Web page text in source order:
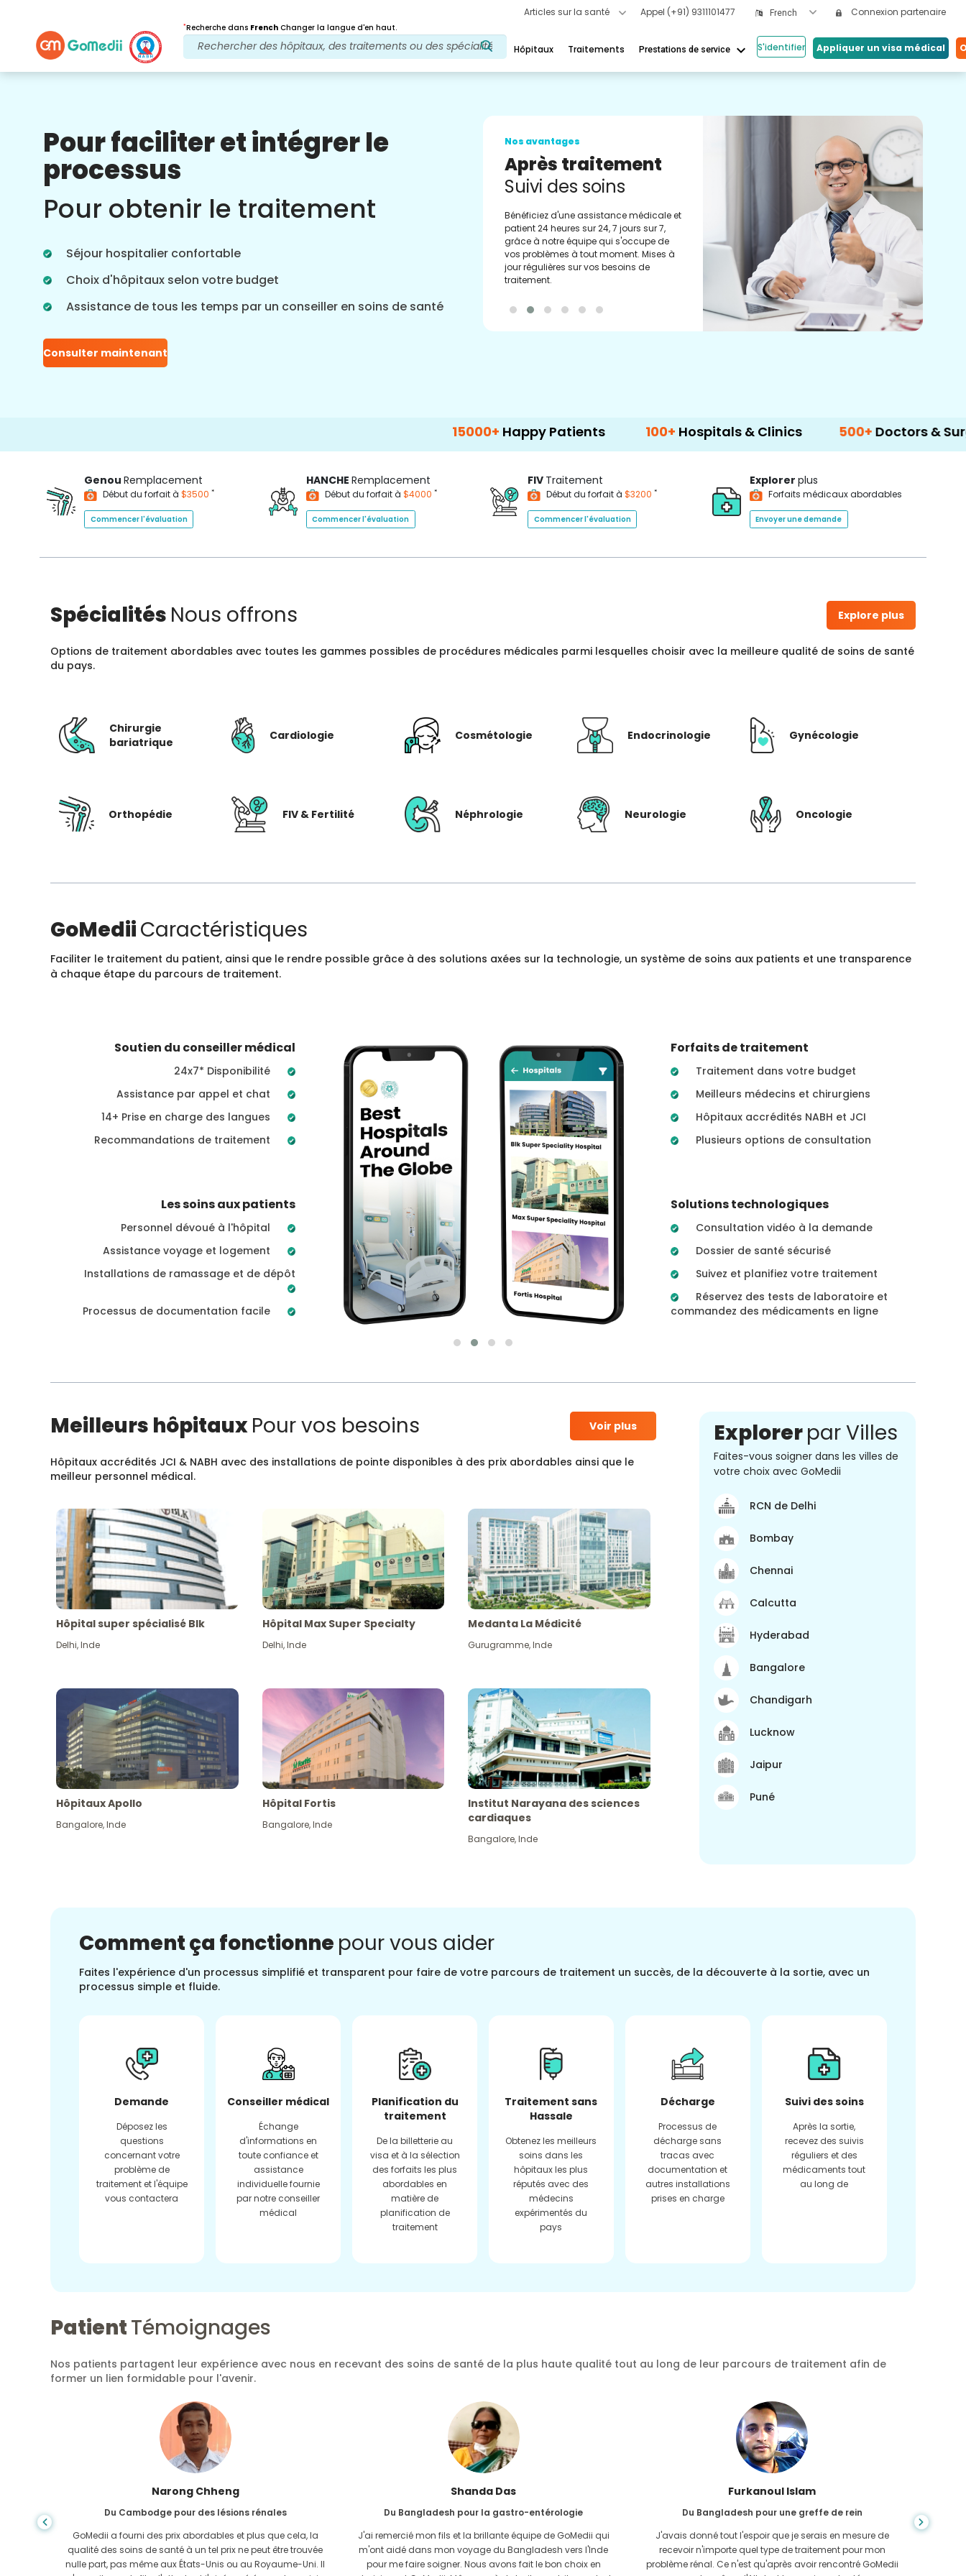
Articles sur la santé Appel (+91) 9311101477 French Connexion partenaire
*Recherche dans French Changer la langue d'en haut.
Hôpitaux Traitements Prestations de service keyboard_arrow_down S'identifier Appliquer un visa médical
Pour faciliter et intégrer le
processus
Pour obtenir le traitement
Séjour hospitalier confortable
Choix d'hôpitaux selon votre budget
Assistance de tous les temps par un conseiller en soins de santé
Consulter maintenant
Nos avantages
Après traitement
Suivi des soins
Bénéficiez d'une assistance médicale et
vos problèmes à tout moment. Mises à
traitement.
Nos avantages
Conseiller médical
Assistance
Obtenez un soutien régulier de nos
conseillers médicaux expérimentés.
Vous apporter les meilleurs conseils et
orientations.
15000+Happy Patients 100+ Hospitals & Clinics 500+ Doctors & Surgeons
Genou Remplacement
Début du forfait à $3500 *
Commencer l'évaluation
HANCHE Remplacement
Début du forfait à $4000 *
Commencer l'évaluation
FIV Traitement
Début du forfait à $3200 *
Commencer l'évaluation
Explorer plus
Forfaits médicaux abordables
Envoyer une demande
Spécialités Nous offrons Explore plus
Options de traitement abordables avec toutes les gammes possibles de procédures médicales parmi lesquelles choisir avec la meilleure qualité de soins de santé
du pays.
Chirurgie
bariatrique
Cardiologie Cosmétologie Endocrinologie Gynécologie
Orthopédie FIV & Fertilité Néphrologie Neurologie Oncologie
GoMediiCaractéristiques
Faciliter le traitement du patient, ainsi que le rendre possible grâce à des solutions axées sur la technologie, un système de soins aux patients et une transparence
à chaque étape du parcours de traitement.
Soutien du conseiller médical
24x7* Disponibilité
Assistance par appel et chat
14+ Prise en charge des langues
Recommandations de traitement
Les soins aux patients
Personnel dévoué à l'hôpital
Assistance voyage et logement
Installations de ramassage et de dépôt
Processus de documentation facile
Forfaits de traitement
Traitement dans votre budget
Meilleurs médecins et chirurgiens
Hôpitaux accrédités NABH et JCI
Plusieurs options de consultation
Solutions technologiques
Consultation vidéo à la demande
Dossier de santé sécurisé
Suivez et planifiez votre traitement
Réservez des tests de laboratoire et
commandez des médicaments en ligne
Meilleurs hôpitauxPour vos besoins Voir plus
Hôpitaux accrédités JCI & NABH avec des installations de pointe disponibles à des prix abordables ainsi que le
meilleur personnel médical.
Hôpital super spécialisé Blk
Delhi,Inde
Hôpital Max Super Specialty
Delhi,Inde
Medanta La Médicité
Gurugramme,Inde
Hôpitaux Apollo
Bangalore,Inde
Hôpital Fortis
Bangalore,Inde
Institut Narayana des sciences
cardiaques
Bangalore,Inde
Explorerpar Villes
Faites-vous soigner dans les villes de
votre choix avec GoMedii
RCN de Delhi
Bombay
Chennai
Calcutta
Hyderabad
Bangalore
Chandigarh
Lucknow
Jaipur
Puné
Comment ça fonctionne pour vous aider
Faites l'expérience d'un processus simplifié et transparent pour faire de votre parcours de traitement un succès, de la découverte à la sortie, avec un
processus simple et fluide.
Demande
Déposez les
questions
concernant votre
problème de
traitement et l'équipe
vous contactera
Conseiller médical
Échange
d'informations en
toute confiance et
assistance
individuelle fournie
par notre conseiller
médical
Planification du
traitement
De la billetterie au
visa et à la sélection
des forfaits les plus
abordables en
matière de
planification de
traitement
Traitement sans
Hassale
Obtenez les meilleurs
soins dans les
hôpitaux les plus
réputés avec des
médecins
expérimentés du
pays
Décharge
Processus de
décharge sans
tracas avec
documentation et
autres installations
prises en charge
Suivi des soins
Après la sortie,
recevez des suivis
réguliers et des
médicaments tout
au long de
PatientTémoignages
Nos patients partagent leur expérience avec nous en recevant des soins de santé de la plus haute qualité tout au long de leur parcours de traitement afin de
former un lien formidable pour l'avenir.
Shanda Das
Du Bangladesh pour la gastro-entérologie
J'ai remercié mon fils et la brillante équipe de GoMedii qui
m'ont aidé dans mon voyage du Bangladesh vers l'Inde
pour me faire soigner. Nous avons fait le bon choix en
Furkanoul Islam
Du Bangladesh pour une greffe de rein
J'avais donné tout l'espoir que je serais en mesure de
recevoir n'importe quel type de traitement pour mon
problème rénal. Ce n'est qu'après avoir rencontré GoMedii
Chea Sarath
Du Cambodge pour CKD
L'IRC est une maladie qui dure toute la vie et qui s'aggrave.
J'en ai souffert pendant longtemps et finalement GoMedii
et l'un de leurs partenaires au Cambodge m'ont aidé à